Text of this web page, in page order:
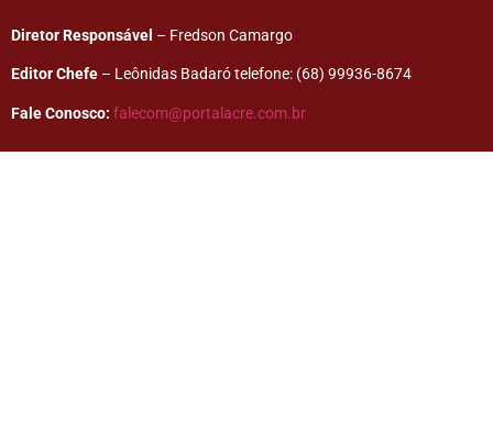
Diretor Responsável – Fredson Camargo
Editor Chefe – Leônidas Badaró telefone: (68) 99936-8674
Fale Conosco: falecom@portalacre.com.br